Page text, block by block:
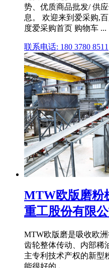
势、优质商品批发/ 供
息。 欢迎来到爱采购,
度爱采购首页 购物车 ...
联系电话: 180 3780 8511
MTW欧版磨粉
重工股份有限公
MTW欧版磨是吸收欧
齿轮整体传动、内部稀
主专利技术产权的新型
能很好的 .